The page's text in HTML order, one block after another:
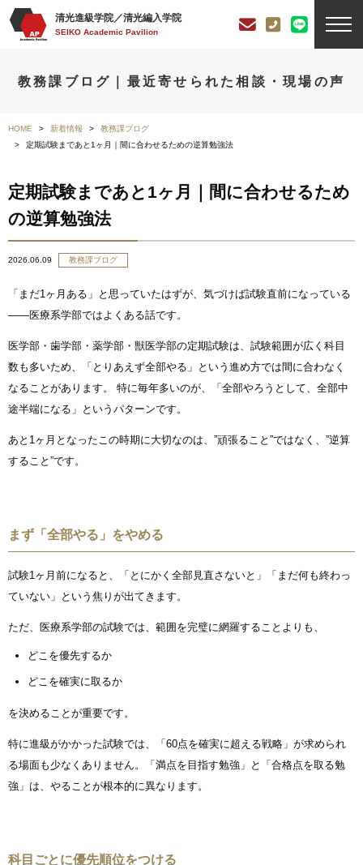
清光進級学院／清光編入学院
SEIKO Academic Pavilion
教務課ブログ｜最近寄せられた相談・現場の声
HOME 新着情報
教務課ブログ
定期試験まであと1ヶ月｜間に合わせるための逆算勉強法
定期試験まであと1ヶ月｜間に合わせるため
の逆算勉強法
2026.06.09 教務課ブログ
「まだ1ヶ月ある」と思っていたはずが、気づけば試験直前になっている
——医療系学部ではよくある話です。
医学部・歯学部・薬学部・獣医学部の定期試験は、試験範囲が広く科目
数も多いため、「とりあえず全部やる」という進め方では間に合わなく
なることがあります。 特に毎年多いのが、「全部やろうとして、全部中
途半端になる」というパターンです。
あと1ヶ月となったこの時期に大切なのは、”頑張ること”ではなく、”逆算
すること”です。
まず「全部やる」をやめる
試験1ヶ月前になると、「とにかく全部見直さないと」「まだ何も終わっ
ていない」という焦りが出てきます。
ただ、医療系学部の試験では、範囲を完璧に網羅することよりも、
どこを優先するか
どこを確実に取るか
を決めることが重要です。
特に進級がかかった試験では、「60点を確実に超える戦略」が求められ
る場面も少なくありません。「満点を目指す勉強」と「合格点を取る勉
強」は、やることが根本的に異なります。
科目ごとに優先順位をつける